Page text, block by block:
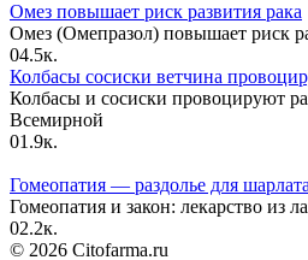
Омез повышает риск развития рака
Омез (Омепразол) повышает риск
04.5к.
Колбасы сосиски ветчина
Колбасы и сосиски провоцируют
Всемирной
01.9к.
Гомеопатия — раздолье для
Гомеопатия и закон: лекарство из
02.2к.
© 2026 Citofarma.ru